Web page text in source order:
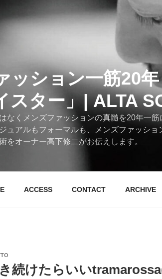
ッション一筋20
スター」| ALTA
なくメンズファッションの真髄を20年一
ュアルもフォーマルも、メンズファッシ
をオーナー高下修二がお伝えします。
ACCESS CONTACT ARCHIVE
続けたらいい